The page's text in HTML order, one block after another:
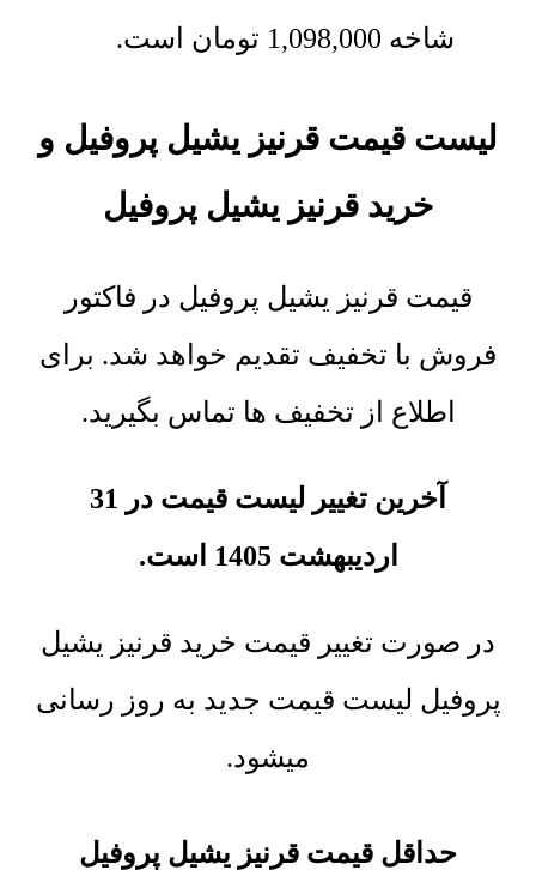
شاخه 1,098,000 تومان است.
لیست قیمت قرنیز یشیل پروفیل و
خرید قرنیز یشیل پروفیل
قیمت قرنیز یشیل پروفیل در فاکتور
فروش با تخفیف تقدیم خواهد شد. برای
اطلاع از تخفیف ها تماس بگیرید.
آخرین تغییر لیست قیمت در 31
اردیبهشت 1405 است.
در صورت تغییر قیمت خرید قرنیز یشیل
پروفیل لیست قیمت جدید به روز رسانی
میشود.
حداقل قیمت قرنیز یشیل پروفیل